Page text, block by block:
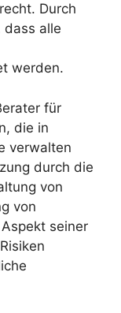
Durch
dass alle
werden.
für
die in
verwalten
durch die
von
von
seiner